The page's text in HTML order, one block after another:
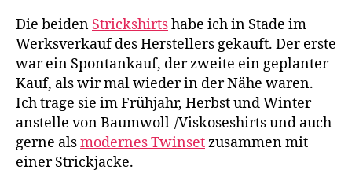
Die beiden Strickshirtshabe ich in Stade im
Werksverkauf des Herstellers gekauft. Der erste
war ein Spontankauf, der zweite ein geplanter
Kauf, als wir mal wieder in der Nähe waren.
Ich trage sie im Frühjahr, Herbst und Winter
anstelle von Baumwoll-/Viskoseshirts und auch
gerne alsmodernes Twinsetzusammen mit
einer Strickjacke.